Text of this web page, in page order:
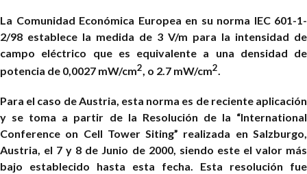
La Comunidad Económica Europea en su norma IEC 601-1-
2/98 establece la medida de 3 V/m para la intensidad de
campo eléctrico que es equivalente a una densidad de
potencia de 0,0027 mW/cm2, o 2.7 mW/cm2.
Para el caso de Austria, esta norma es de reciente aplicación
y se toma a partir de la Resolución de la “International
Conference on Cell Tower Siting” realizada en Salzburgo,
Austria, el 7 y 8 de Junio de 2000, siendo este el valor más
bajo establecido hasta esta fecha. Esta resolución fue